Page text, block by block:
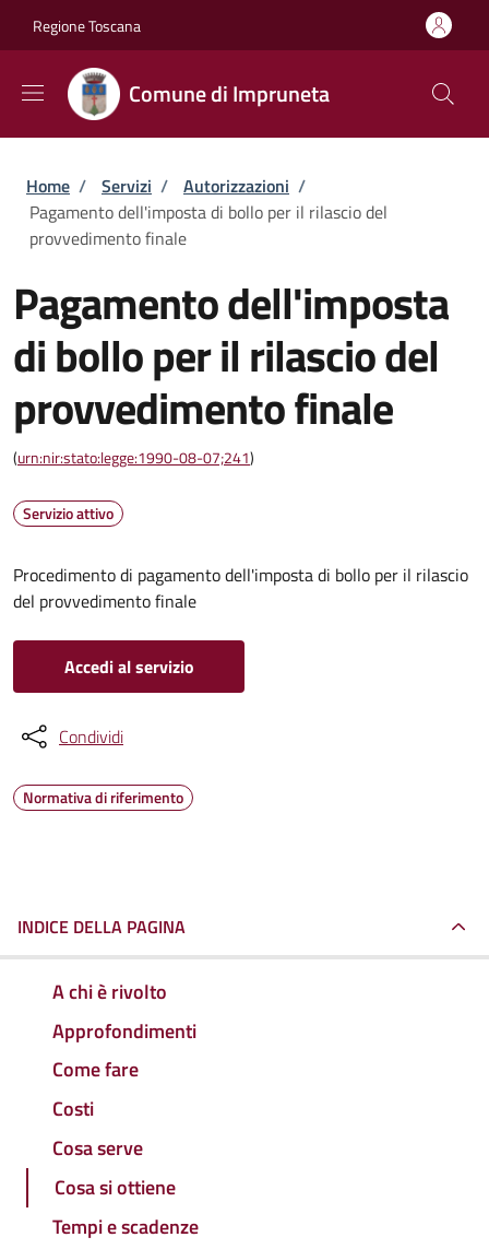
Regione Toscana
Comune di Impruneta
Briciole di pane
Home / Servizi / Autorizzazioni /
Pagamento dell'imposta di bollo per il rilascio del
provvedimento finale
Pagamento dell'imposta
di bollo per il rilascio del
provvedimento finale
(urn:nir:stato:legge:1990-08-07;241)
Servizio attivo
Procedimento di pagamento dell'imposta di bollo per il rilascio
del provvedimento finale
Accedi al servizio
Condividi
Normativa di riferimento
INDICE DELLA PAGINA
A chi è rivolto
Approfondimenti
Come fare
Costi
Cosa serve
Cosa si ottiene
Tempi e scadenze